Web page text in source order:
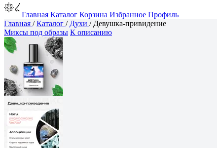
Главная Каталог Корзина Избранное Профиль
Главная /Каталог / Духи / Девушка-привидение
Миксы под образы К описанию